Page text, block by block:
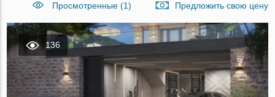
Просмотренные (1)
Предложить свою цену
136